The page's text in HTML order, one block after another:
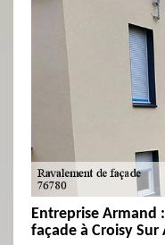
Entreprise Armand
façade à Croisy Sur